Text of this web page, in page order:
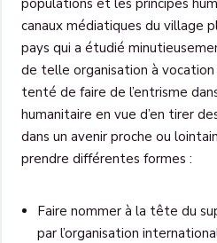
canaux médiatiques du village
pays qui a étudié
de telle organisation à
tenté de faire de l’entrisme
humanitaire en vue d’en tirer
dans un avenir proche ou
prendre différentes formes :
Faire nommer à la tête du
par l’organisation